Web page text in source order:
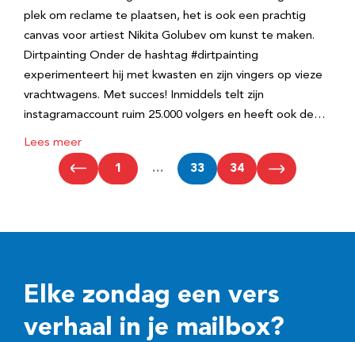
plek om reclame te plaatsen, het is ook een prachtig
canvas voor artiest Nikita Golubev om kunst te maken.
Dirtpainting Onder de hashtag #dirtpainting
experimenteert hij met kwasten en zijn vingers op vieze
vrachtwagens. Met succes! Inmiddels telt zijn
instagramaccount ruim 25.000 volgers en heeft ook de…
Lees meer
1 … 33 34
Elke zondag een vers
verhaal in je mailbox?